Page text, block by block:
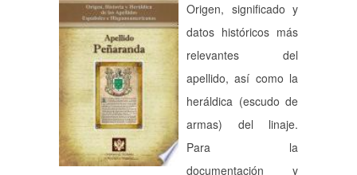
Origen, significado y
datos históricos más
relevantes del
apellido, así como la
heráldica (escudo de
armas) del linaje.
Para la
documentación y